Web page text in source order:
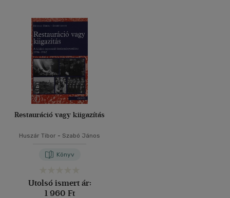
Restauráció vagy kiigazítás
Huszár Tibor - Szabó János
Könyv
Utolsó ismert ár:
1 960 Ft